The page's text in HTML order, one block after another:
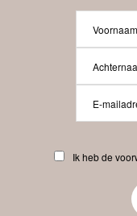
Ik heb de